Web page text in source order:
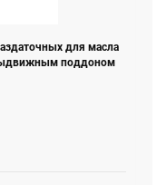
для масла
поддоном